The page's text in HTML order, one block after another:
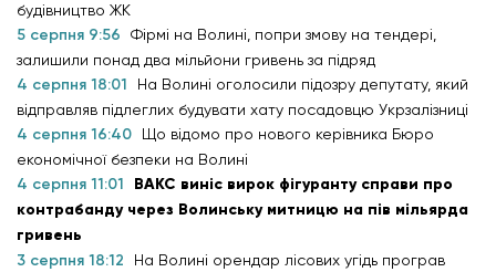
будівництво ЖК
5 серпня 9:56
Фірмі на Волині, попри змову на тендері,
залишили понад два мільйони гривень за підряд
4 серпня 18:01
На Волині оголосили підозру депутату, який
відправляв підлеглих будувати хату посадовцю Укрзалізниці
4 серпня 16:40
Що відомо про нового керівника Бюро
економічної безпеки на Волині
4 серпня 11:01
ВАКС виніс вирок фігуранту справи про
контрабанду через Волинську митницю на пів мільярда
гривень
3 серпня 18:12
На Волині орендар лісових угідь програв